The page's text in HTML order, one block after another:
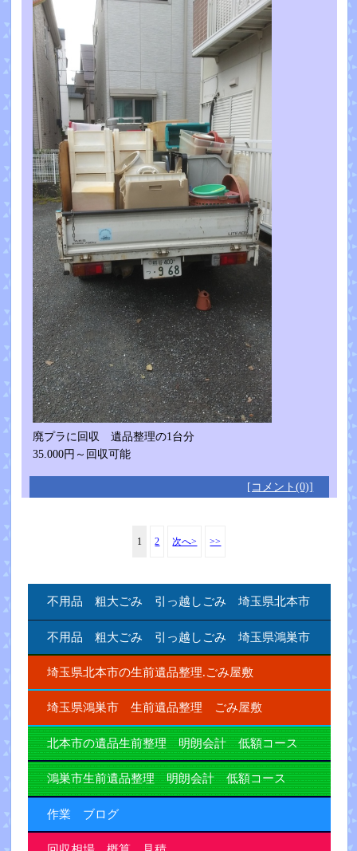
廃プラに回収 遺品整理の1台分
35.000円～回収可能
[コメント(0)]
1 2 次へ> >>
不用品 粗大ごみ 引っ越しごみ 埼玉県北本市
不用品 粗大ごみ 引っ越しごみ 埼玉県鴻巣市
埼玉県北本市の生前遺品整理.ごみ屋敷
埼玉県鴻巣市 生前遺品整理 ごみ屋敷
北本市の遺品生前整理 明朗会計 低額コース
鴻巣市生前遺品整理 明朗会計 低額コース
作業 ブログ